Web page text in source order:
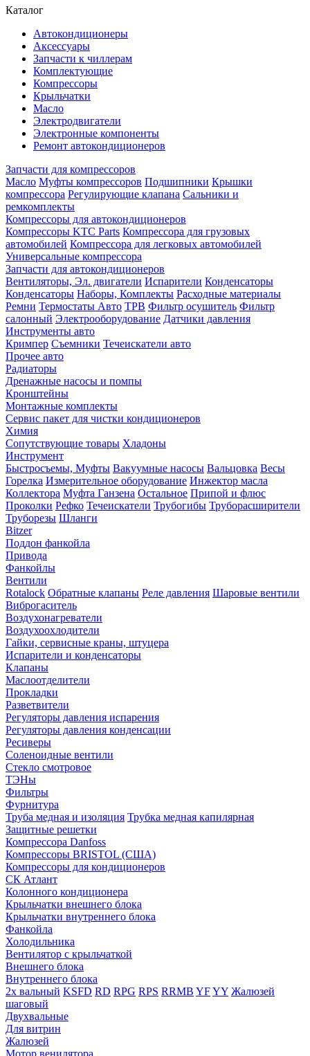
Каталог
Автокондиционеры
Аксессуары
Запчасти к чиллерам
Комплектующие
Компрессоры
Крыльчатки
Масло
Электродвигатели
Электронные компоненты
Ремонт автокондиционеров
Запчасти для компрессоров
Масло Муфты компрессоров Подшипники Крышки
компрессора Регулирующие клапана Сальники и
ремкомплекты
Компрессоры для автокондиционеров
Компрессоры KTC Parts Компрессора для грузовых
автомобилей Компрессора для легковых автомобилей
Универсальные компрессора
Запчасти для автокондиционеров
Вентиляторы, Эл. двигатели Испарители Конденсаторы
Конденсаторы Наборы, Комплекты Расходные материалы
Ремни Термостаты Авто ТРВ Фильтр осушитель Фильтр
салонный Электрооборудование Датчики давления
Инструменты авто
Кримпер Съемники Течеискатели авто
Прочее авто
Радиаторы
Дренажные насосы и помпы
Кронштейны
Монтажные комплекты
Сервис пакет для чистки кондиционеров
Химия
Сопутствующие товары Хладоны
Инструмент
Быстросъемы, Муфты Вакуумные насосы Вальцовка Весы
Горелка Измерительное оборудование Инжектор масла
Коллектора Муфта Ганзена Остальное Припой и флюс
Проколки Рефко Течеискатели Трубогибы Труборасширители
Труборезы Шланги
Bitzer
Поддон фанкойла
Привода
Фанкойлы
Вентили
Rotalock Обратные клапаны Реле давления Шаровые вентили
Виброгаситель
Воздухонагреватели
Воздухоохлодители
Гайки, сервисные краны, штуцера
Испарители и конденсаторы
Клапаны
Маслоотделители
Прокладки
Разветвители
Регуляторы давления испарения
Регуляторы давления конденсации
Ресиверы
Соленоидные вентили
Стекло смотровое
ТЭНы
Фильтры
Фурнитура
Труба медная и изоляция Трубка медная капилярная
Защитные решетки
Компрессора Danfoss
Компрессоры BRISTOL (США)
Компрессоры для кондиционеров
СК Атлант
Колонного кондиционера
Крыльчатки внешнего блока
Крыльчатки внутреннего блока
Фанкойла
Холодильника
Вентилятор с крыльчаткой
Внешнего блока
Внутреннего блока
2х вальный KSFD RD RPG RPS RRMB YFYY Жалюзей
шаговый
Двухвальные
Для витрин
Жалюзей
Мотор венилятора